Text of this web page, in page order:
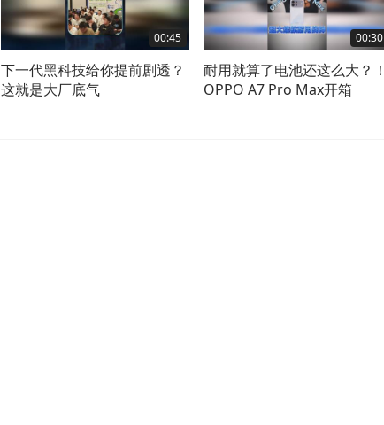
00:45
下一代黑科技给你提前剧透？
这就是大厂底气
00:30
耐用就算了电池还这么大？！
OPPO A7 Pro Max开箱